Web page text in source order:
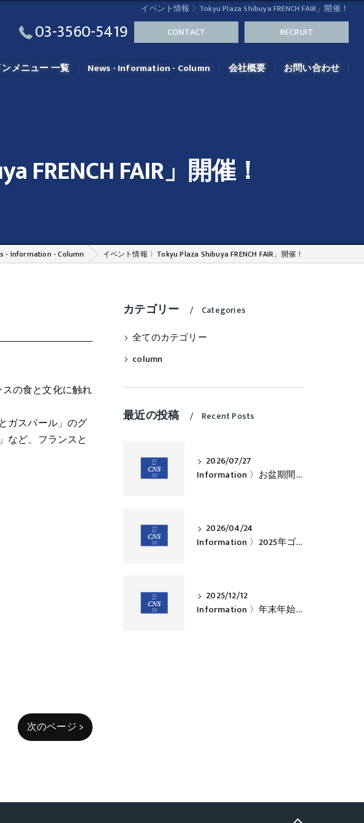
イベント情報 〉Tokyu Plaza Shibuya FRENCH FAIR」開催！
03-3560-5419 CONTACT RECRUIT
メニュー 一覧 News - Information - Column 会社概要 お問い合わせ
FRENCH FAIR」開催！
- Information - Column イベント情報 〉Tokyu Plaza Shibuya FRENCH FAIR」開催！
の食と文化に触れ
ガスパール」のグ
など、フランスと
次のページ >
カテゴリー Categories
全てのカテゴリー
column
最近の投稿 Recent Posts
2026/07/27
Information 〉お盆期間中の営業について
2026/04/24
Information 〉2025年ゴールデンウィークのお知らせ
2025/12/12
Information 〉年末年始休業のお知らせ